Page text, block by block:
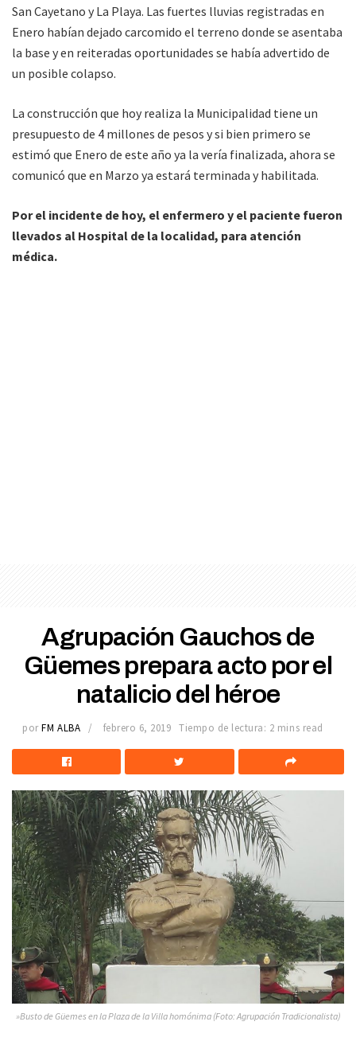
San Cayetano y La Playa. Las fuertes lluvias registradas en
Enero habían dejado carcomido el terreno donde se asentaba
la base y en reiteradas oportunidades se había advertido de
un posible colapso.
La construcción que hoy realiza la Municipalidad tiene un
presupuesto de 4 millones de pesos y si bien primero se
estimó que Enero de este año ya la vería finalizada, ahora se
comunicó que en Marzo ya estará terminada y habilitada.
Por el incidente de hoy, el enfermero y el paciente fueron
llevados al Hospital de la localidad, para atención
médica.
Agrupación Gauchos de
Güemes prepara acto por el
natalicio del héroe
por FM ALBA febrero 6, 2019 Tiempo de lectura: 2 mins read
»Busto de Güemes en la Plaza de la Villa homónima (Foto: Agrupación Tradicionalista)